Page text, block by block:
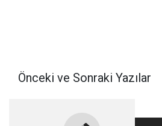
Önceki ve Sonraki Yazılar